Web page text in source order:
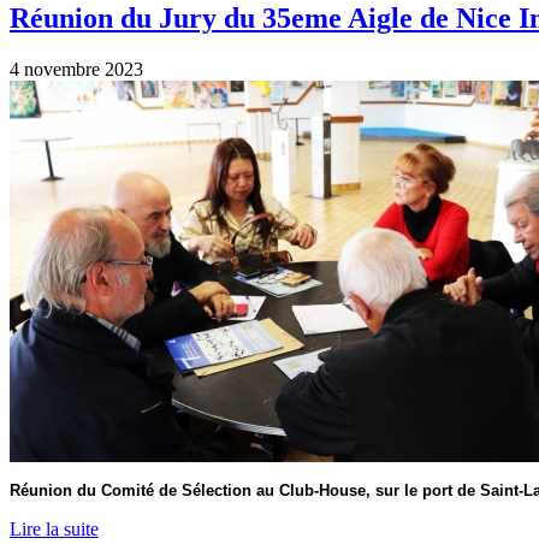
Réunion du Jury du 35eme Aigle de Nice
4 novembre 2023
Réunion du Comité de Sélection au Club-House, sur le port de Saint-
Lire la suite